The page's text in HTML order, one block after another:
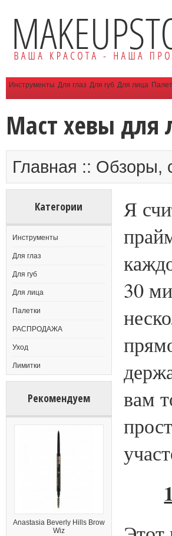
Инструменты Для глаз Для губ Для лица
Маст хевы для
Главная :: Обзоры,
Категории
Инструменты
Для глаз
Для губ
Для лица
Палетки
РАСПРОДАЖА
Уход
Лимитки
Рекомендуем
Anastasia Beverly Hills Brow
Wiz
Я
30
вам